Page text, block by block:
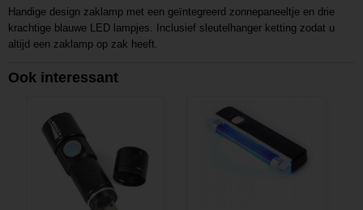
Handige design zaklamp met een geïntegreerd zonnepaneeltje en drie
krachtige blauwe LED lampjes. Inclusief sleutelhanger ketting zodat u
altijd een zaklamp op zak heeft.
Ook interessant